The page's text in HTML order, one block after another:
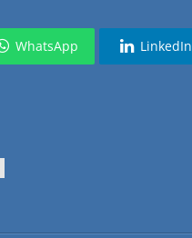
WhatsApp LinkedIn